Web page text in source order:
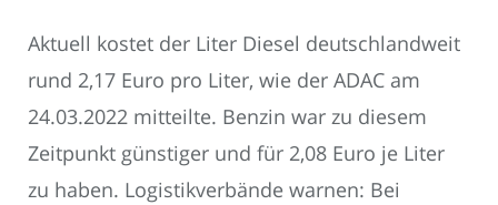
Aktuell kostet der Liter Diesel deutschlandweit
rund 2,17 Euro pro Liter, wie der ADAC am
24.03.2022 mitteilte. Benzin war zu diesem
Zeitpunkt günstiger und für 2,08 Euro je Liter
zu haben. Logistikverbände warnen: Bei